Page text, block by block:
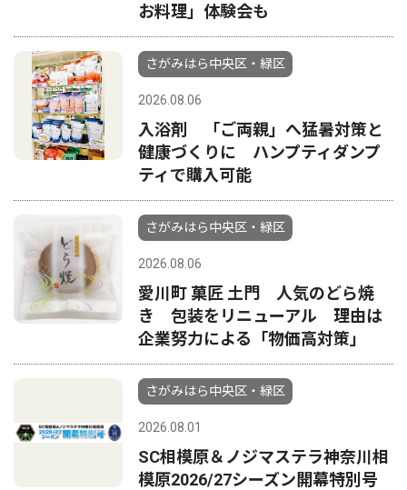
お料理」体験会も
さがみはら中央区・緑区
2026.08.06
入浴剤 「ご両親」へ猛暑対策と
健康づくりに ハンプティダンプ
ティで購入可能
さがみはら中央区・緑区
2026.08.06
愛川町 菓匠 土門 人気のどら焼
き 包装をリニューアル 理由は
企業努力による「物価高対策」
さがみはら中央区・緑区
2026.08.01
SC相模原＆ノジマステラ神奈川相
模原2026/27シーズン開幕特別号